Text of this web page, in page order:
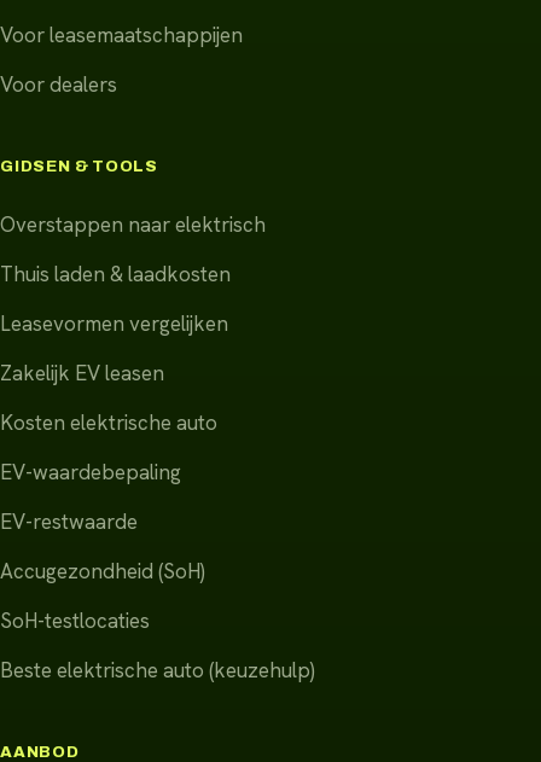
Voor leasemaatschappijen
Voor dealers
GIDSEN & TOOLS
Overstappen naar elektrisch
Thuis laden & laadkosten
Leasevormen vergelijken
Zakelijk EV leasen
Kosten elektrische auto
EV-waardebepaling
EV-restwaarde
Accugezondheid (SoH)
SoH-testlocaties
Beste elektrische auto (keuzehulp)
AANBOD